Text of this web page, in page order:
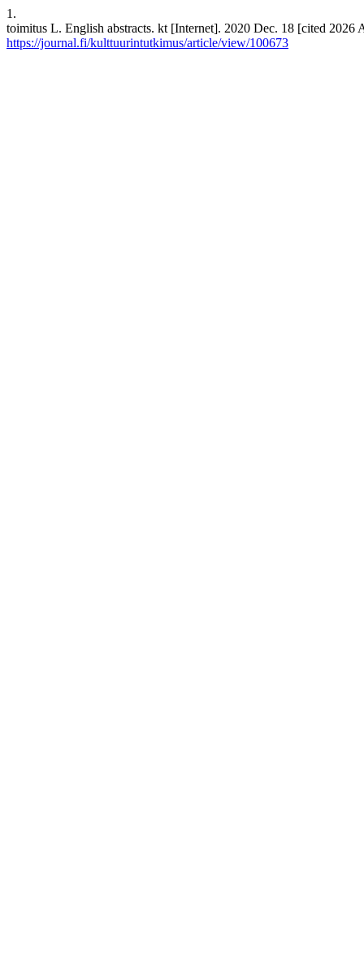
1.
toimitus L. English abstracts. kt [Internet]. 2020 Dec. 18 [cited
https://journal.fi/kulttuurintutkimus/article/view/100673